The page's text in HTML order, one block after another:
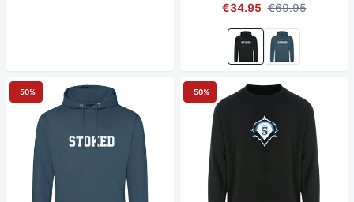
€34.95 €69.95
-50% -50%